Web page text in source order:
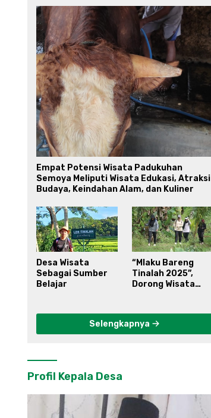
Empat Potensi Wisata Padukuhan
Semoya Meliputi Wisata Edukasi, Atraksi
Budaya, Keindahan Alam, dan Kuliner
Desa Wisata
Sebagai Sumber
Belajar
“Mlaku Bareng
Tinalah 2025”,
Dorong Wisata
Selengkapnya
Profil Kepala Desa